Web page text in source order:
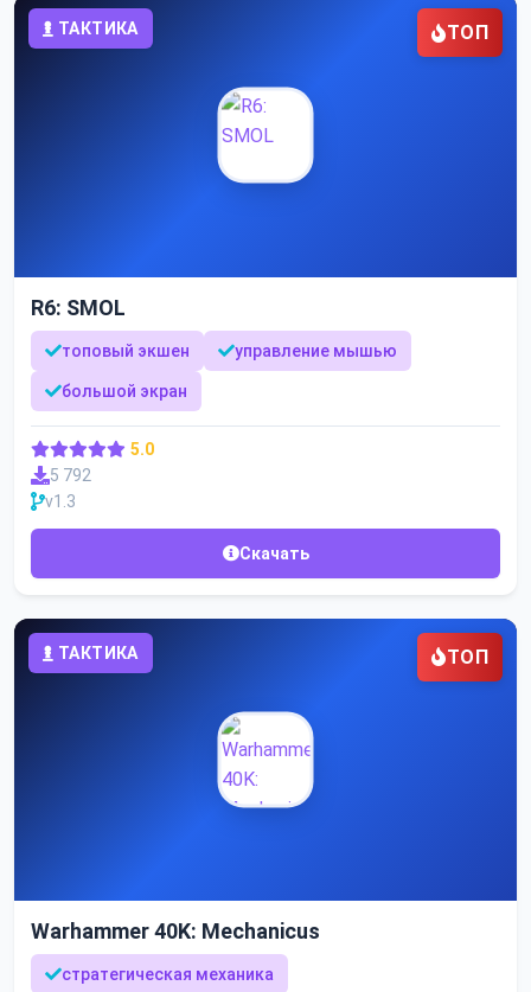
ТАКТИКА ТОП
R6: SMOL
топовый экшен управление мышью
большой экран
5.0
5 792
v1.3
Скачать
ТАКТИКА ТОП
Warhammer 40K: Mechanicus
стратегическая механика